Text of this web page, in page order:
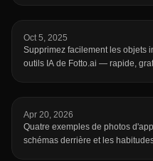
Oct 5, 2025
Supprimez facilement les objets
outils IA de Fotto.ai — rapide,
Apr 20, 2026
Quatre exemples de photos
schémas derrière et les